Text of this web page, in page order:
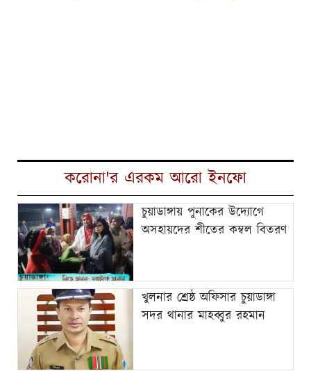
করোনা'র এরকম আরো ইনফো
চুয়াডাঙ্গায় পুনাকের উদ্যোগে
অসহায়দের শীতের কম্বল বিতরণ
খুলনার শ্রেষ্ঠ অফিসার চুয়াডাঙ্গা
সদর থানার মাহব্বুর রহমান